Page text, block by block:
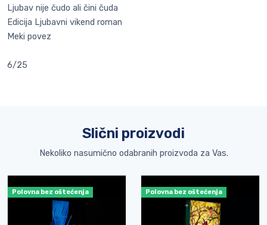
Ljubav nije čudo ali čini čuda
Edicija Ljubavni vikend roman
Meki povez
6/25
Slični proizvodi
Nekoliko nasumično odabranih proizvoda za Vas.
Polovna bez oštećenja Polovna bez oštećenja